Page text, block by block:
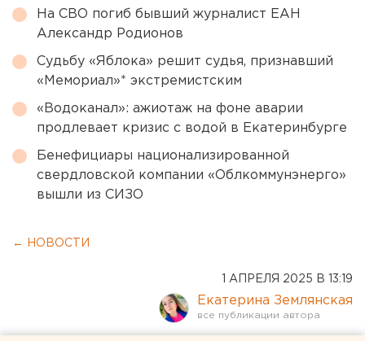
На СВО погиб бывший журналист ЕАН
Александр Родионов
Судьбу «Яблока» решит судья, признавший
«Мемориал»* экстремистским
«Водоканал»: ажиотаж на фоне аварии
продлевает кризис с водой в Екатеринбурге
Бенефициары национализированной
свердловской компании «Облкоммунэнерго»
вышли из СИЗО
← НОВОСТИ
1 АПРЕЛЯ 2025 В 13:19
Екатерина Землянская